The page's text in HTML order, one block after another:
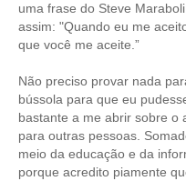
uma frase do Steve
assim: "Quando eu me
que você me aceite.”
Não preciso provar nada
bússola para que eu
bastante a me abrir sobre o
para outras pessoas.
meio da educação e da
porque acredito piamente